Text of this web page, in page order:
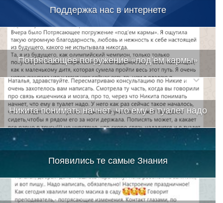
Поддержка нас в интернете
Потрясающее погружение «под’ем кармы»
Никита понимать начнет, что ему в туалет надо
Появились те самые Знания